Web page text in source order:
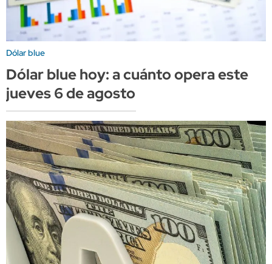
Dólar blue
Dólar blue hoy: a cuánto opera este
jueves 6 de agosto